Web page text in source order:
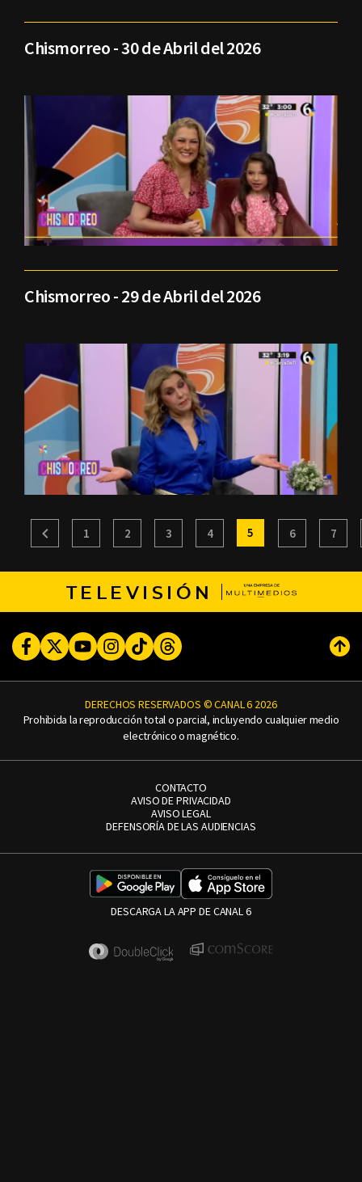
Chismorreo - 30 de Abril del 2026
Chismorreo - 29 de Abril del 2026
1 2 3 4 5 6 7
TELEVISIÓN
FacebookTwitterYoutubeInstagram
TikTokThreads
DERECHOS RESERVADOS © CANAL 6 2026
Prohibida la reproducción total o parcial, incluyendo cualquier medio
electrónico o magnético.
CONTACTO
AVISO DE PRIVACIDAD
AVISO LEGAL
DEFENSORÍA DE LAS AUDIENCIAS
DESCARGA LA APP DE CANAL 6